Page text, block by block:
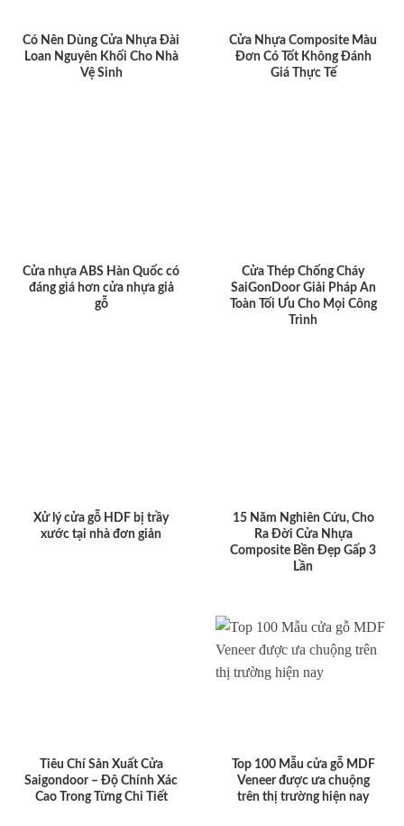
Có Nên Dùng Cửa Nhựa Đài
Loan Nguyên Khối Cho Nhà
Vệ Sinh
Cửa Nhựa Composite Màu
Đơn Có Tốt Không Đánh
Giá Thực Tế
Cửa nhựa ABS Hàn Quốc có
đáng giá hơn cửa nhựa giả
gỗ
Cửa Thép Chống Cháy
SaiGonDoor Giải Pháp An
Toàn Tối Ưu Cho Mọi Công
Trình
Xử lý cửa gỗ HDF bị trầy
xước tại nhà đơn giản
15 Năm Nghiên Cứu, Cho
Ra Đời Cửa Nhựa
Composite Bền Đẹp Gấp 3
Lần
Tiêu Chí Sản Xuất Cửa
Saigondoor – Độ Chính Xác
Cao Trong Từng Chi Tiết
Top 100 Mẫu cửa gỗ MDF
Veneer được ưa chuộng
trên thị trường hiện nay